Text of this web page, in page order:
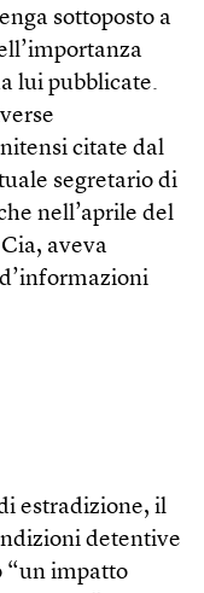
sottoposto a
lui pubblicate.
citate dal
segretario di
nell’aprile del
aveva
estradizione, il
detentive
“un impatto